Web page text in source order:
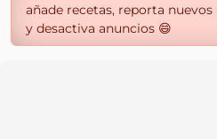
añade recetas, reporta
y desactiva anuncios 😄